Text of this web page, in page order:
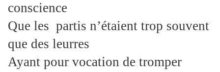
conscience
Que les partis n’étaient trop souvent
que des leurres
Ayant pour vocation de tromper